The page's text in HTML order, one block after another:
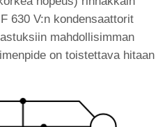
630 V:n kondensaattorit
mahdollisimman
on toistettava hitaan